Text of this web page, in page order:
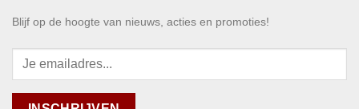
Blijf op de hoogte van nieuws, acties en promoties!